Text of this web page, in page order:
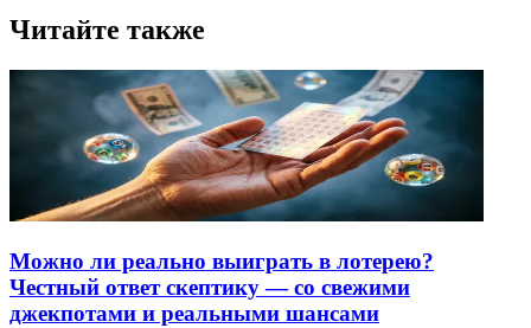
Читайте также
Можно ли реально выиграть в лотерею?
Честный ответ скептику — со свежими
джекпотами и реальными шансами